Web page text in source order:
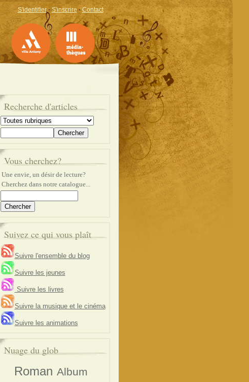
S'identifier - S'inscrire -Contact
Recherche d'articles
Vous cherchez?
Une envie, un désir de lecture?
Cherchez dans notre catalogue...
Suivez ce qui vous plaît
Suivre l'ensemble du blog
Suivre les jeunes
Suivre les livres
Suivre la musique et le cinéma
Suivre les animations
Nuage du glob
Roman Album